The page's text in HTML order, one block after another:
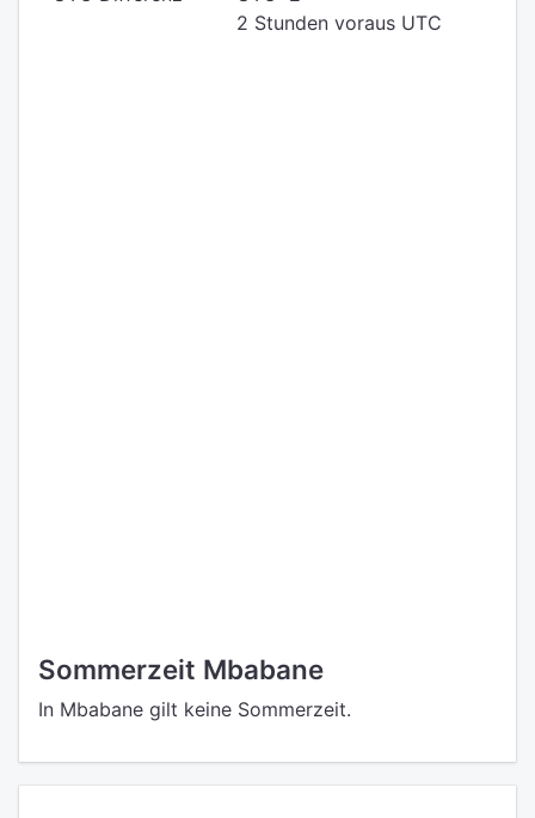
2 Stunden voraus UTC
Sommerzeit Mbabane
In Mbabane gilt keine Sommerzeit.